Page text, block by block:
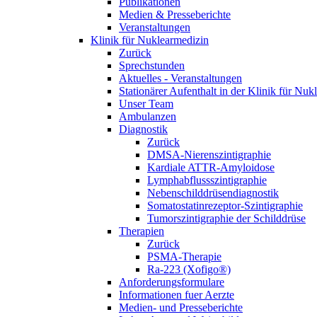
Medien & Presseberichte
Veranstaltungen
Klinik für Nuklearmedizin
Zurück
Sprechstunden
Aktuelles - Veranstaltungen
Stationärer Aufenthalt in der Klinik für
Unser Team
Ambulanzen
Diagnostik
Zurück
DMSA-Nierenszintigraphie
Kardiale ATTR-Amyloidose
Lymphabflussszintigraphie
Nebenschilddrüsendiagnostik
Somatostatinrezeptor-Szintigraphie
Tumorszintigraphie der Schilddrüse
Therapien
Zurück
PSMA-Therapie
Ra-223 (Xofigo®)
Anforderungsformulare
Informationen fuer Aerzte
Medien- und Presseberichte